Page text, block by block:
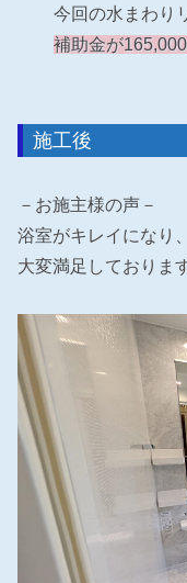
今回の水まわり
補助金が165,000
施工後
－お施主様の声－
浴室がキレイになり
大変満足しておりま